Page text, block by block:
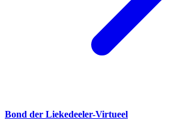
Bond der Liekedeeler-Virtueel